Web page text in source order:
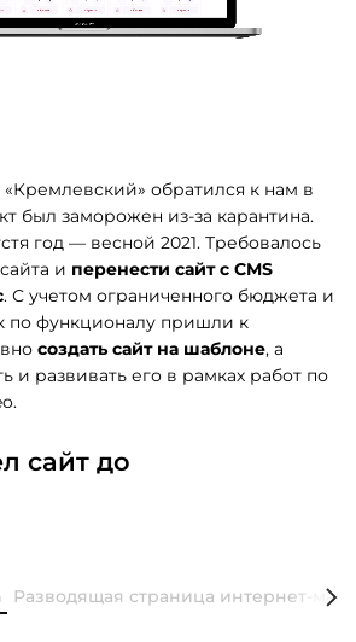
обратился к нам в
был заморожен из-за карантина.
год — весной 2021. Требовалось
и перенести сайт с CMS
. С учетом ограниченного бюджета и
по функционалу пришли к
создать сайт на шаблоне, а
и развивать его в рамках работ по
сайт до
Разводящая страница интернет-